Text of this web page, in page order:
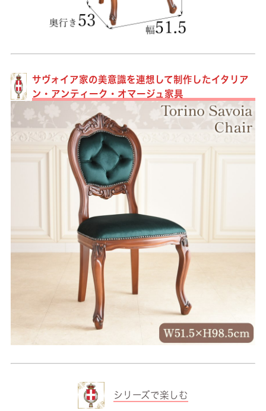
サヴォイア家の美意識を連想して制作したイタリア
ン・アンティーク・オマージュ家具
シリーズで楽しむ